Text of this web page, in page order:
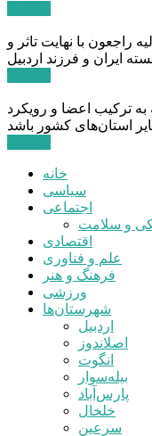
راجعون با نهایت تاثر و
ترکیب اعضا و رویکرد
خانه
سیاسی
اجتماعی
و سلامت
اقتصادی
علم و فناوری
فرهنگ و هنر
ورزشی
شهرستان‌ها
اردبیل
اصلاندوز
انگوت
بیله‌سوار
پارس‌آباد
خلخال
سرعین